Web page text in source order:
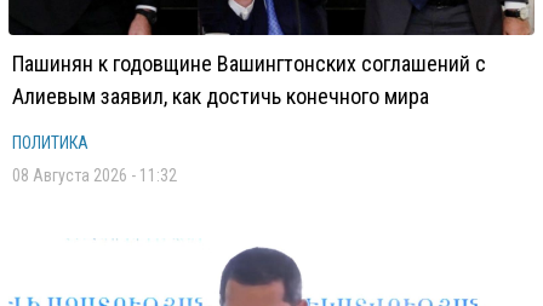
Пашинян к годовщине Вашингтонских соглашений с
Алиевым заявил, как достичь конечного мира
ПОЛИТИКА
08 Августа 2026 - 11:32